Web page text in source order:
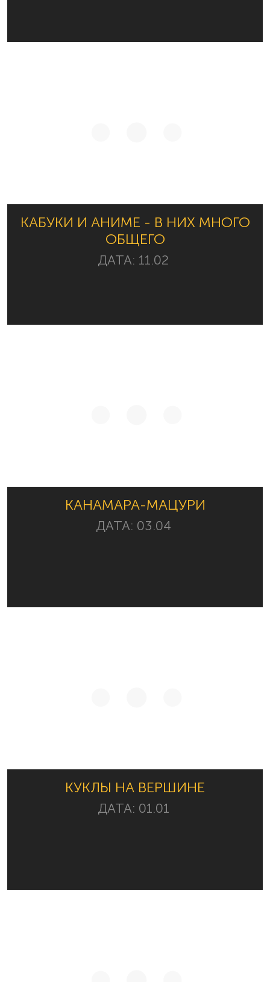
КАБУКИ И АНИМЕ - В НИХ МНОГО
ОБЩЕГО
ДАТА: 11.02
КАНАМАРА-МАЦУРИ
ДАТА: 03.04
КУКЛЫ НА ВЕРШИНЕ
ДАТА: 01.01